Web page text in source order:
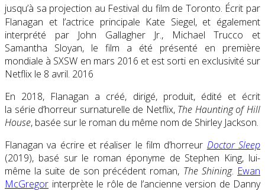
jusqu’à sa projection au Festival du film de Toronto. Écrit par
Flanagan et l’actrice principale Kate Siegel, et également
interprété par John Gallagher Jr., Michael Trucco et
Samantha Sloyan, le film a été présenté en première
mondiale à SXSW en mars 2016 et est sorti en exclusivité sur
Netflix le 8 avril. 2016
En 2018, Flanagan a créé, dirigé, produit, édité et écrit
la série d’horreur surnaturelle de Netflix, The Haunting of Hill
House, basée sur le roman du même nom de Shirley Jackson.
Flanagan va écrire et réaliser le film d’horreur Doctor Sleep
(2019), basé sur le roman éponyme de Stephen King, lui-
même la suite de son précédent roman, The Shining. Ewan
McGregor interprète le rôle de l’ancienne version de Danny